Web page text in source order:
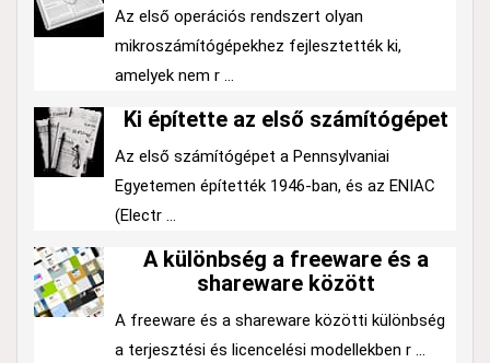
Az első operációs rendszert olyan
mikroszámítógépekhez fejlesztették ki,
amelyek nem r ...
Ki építette az első számítógépet
Az első számítógépet a Pennsylvaniai
Egyetemen építették 1946-ban, és az ENIAC
(Electr ...
A különbség a freeware és a
shareware között
A freeware és a shareware közötti különbség
a terjesztési és licencelési modellekben r ...